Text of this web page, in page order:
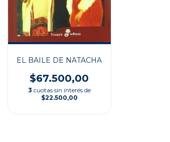
EL BAILE DE NATACHA
$67.500,00
3 cuotas sin interés de
$22.500,00